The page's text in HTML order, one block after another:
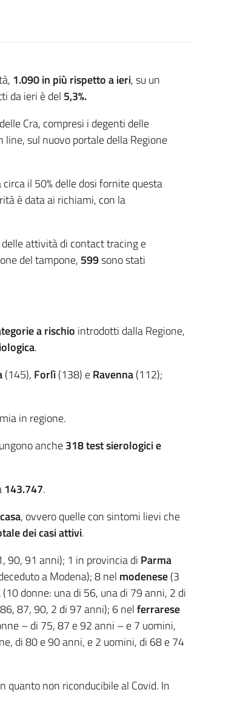
1.090in più rispetto a ieri, su un
da ieri è del 5,3%.
Cra, compresi i degenti delle
line, sul nuovo portale della Regione
il 50% delle dosi fornite questa
è data ai richiami, con la
attività di contact tracing e
del tampone, 599sono stati
a rischio introdotti dalla Regione,
.
(145), Forlì(138) eRavenna(112);
in regione.
anche318test sierologicie
143.747.
, ovvero quelle con sintomi lievi che
dei casi attivi.
90, 91 anni); 1 in provincia di Parma
a Modena); 8 nel modenese(3
(10 donne: una di 56, una di 79 anni, 2 di
87, 90, 2 di 97 anni); 6 nelferrarese
– di 75, 87 e 92 anni – e 7 uomini,
di 80 e 90 anni, e 2 uomini, di 68 e 74
quanto non riconducibile al Covid. In